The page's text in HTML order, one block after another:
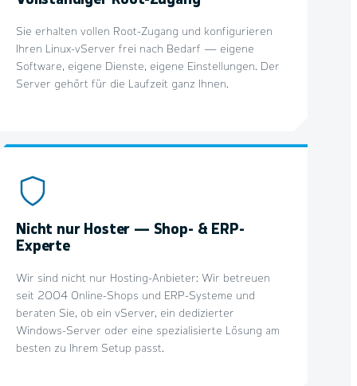
Sie erhalten vollen Root-Zugang und konfigurieren
Ihren Linux-vServer frei nach Bedarf — eigene
Software, eigene Dienste, eigene Einstellungen. Der
Server gehört für die Laufzeit ganz Ihnen.
Nicht nur Hoster — Shop- & ERP-
Experte
Wir sind nicht nur Hosting-Anbieter: Wir betreuen
seit 2004 Online-Shops und ERP-Systeme und
beraten Sie, ob ein vServer, ein dedizierter
Windows-Server oder eine spezialisierte Lösung am
besten zu Ihrem Setup passt.